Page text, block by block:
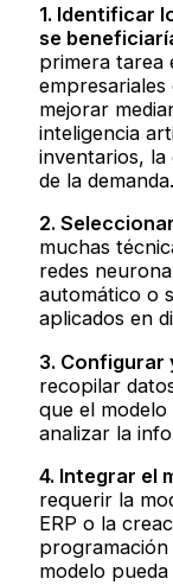
1. Identificar
se
primera tarea
mejorar
inteligencia
inventarios, la
de la demanda.
2.
muchas
redes
automático o
aplicados en
3. Configurar
recopilar
que el
analizar la
4. Integrar el
requerir la
ERP o la
modelo